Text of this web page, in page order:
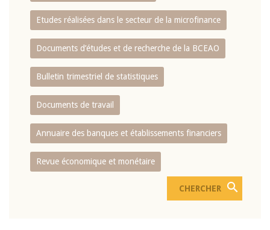
Etudes réalisées dans le secteur de la microfinance
Documents d’études et de recherche de la BCEAO
Bulletin trimestriel de statistiques
Documents de travail
Annuaire des banques et établissements financiers
Revue économique et monétaire